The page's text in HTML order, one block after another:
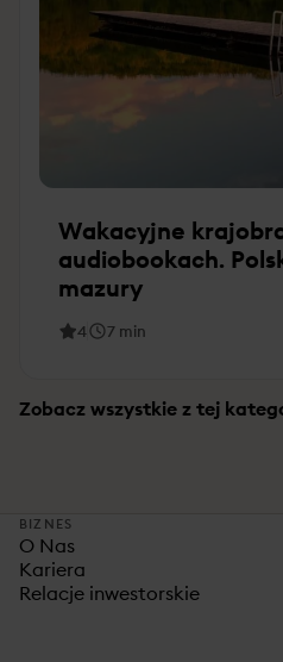
Wakacyjne
audiobookach.
mazury
4 7 min
Zobacz wszystkie z tej
BIZNES
O Nas
Kariera
Relacje inwestorskie